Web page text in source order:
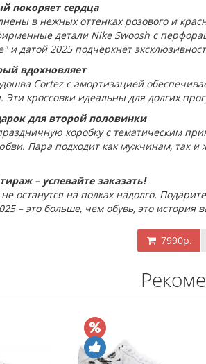
покоряет сердца
в нежных оттенках розового и
детали Nike Swoosh с
и датой 2025 подчеркнёт
вдохновляет
Cortez с амортизацией
кроссовки идеальны для долгих
для второй половинки
коробку с тематическим
Пара подходит как мужчинам, так
– успевайте заказать!
не останутся на полках надолго.
– это больше, чем обувь, это история
7990р.